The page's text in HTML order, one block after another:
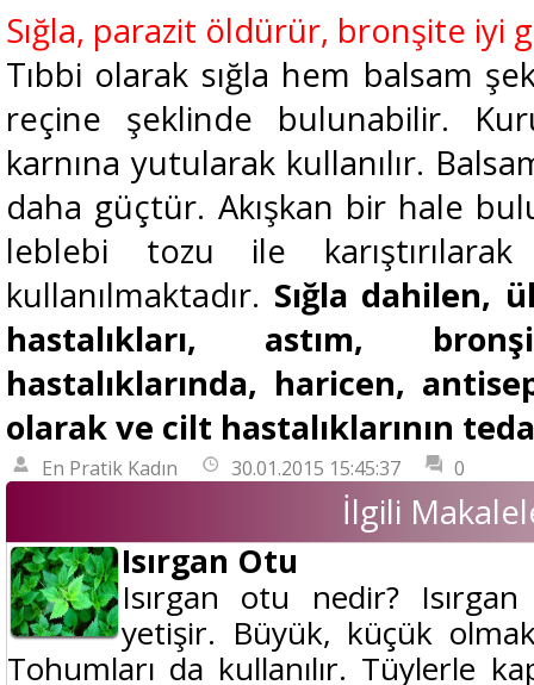
Sığla, parazit öldürür, bronşite iyi
Tıbbi olarak sığla hem balsam
reçine şeklinde bulunabilir.
karnına yutularak kullanılır.
daha güçtür. Akışkan bir hale
leblebi tozu ile
kullanılmaktadır. Sığla dahilen,
hastalıkları, astım,
hastalıklarında, haricen,
olarak ve cilt hastalıklarının
En Pratik Kadın 30.01.2015 15:45:37 0
İlgili
Isırgan Otu
Isırgan otu nedir?
yetişir. Büyük, küçük
Tohumları da kullanılır. Tüylerle